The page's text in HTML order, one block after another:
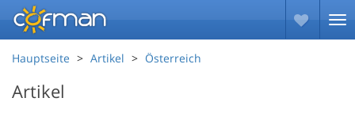
Hauptseite Artikel Österreich
Artikel